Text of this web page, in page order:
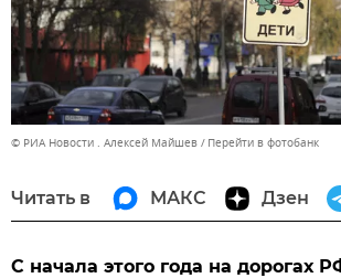
© РИА Новости . Алексей Майшев Перейти в фотобанк
Читать в МАКС Дзен
С начала этого года на дорогах